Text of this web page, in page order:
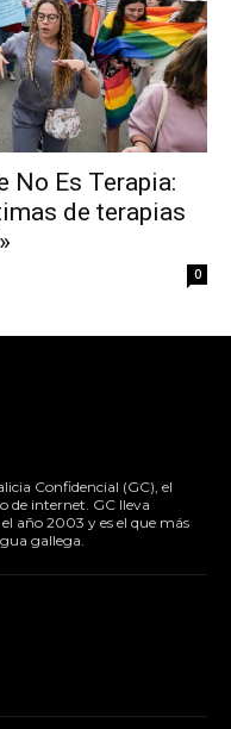
No Es Terapia:
de terapias
0
Confidencial (GC), el
de internet. GC lleva
año 2003 y es el que más
gallega.